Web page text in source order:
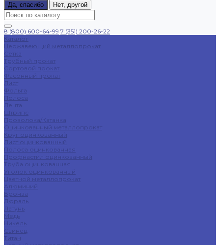
Да, спасибо
Нет, другой
8 (800) 600-64-99 7 (351) 200-26-22
Каталог
Нержавеющий металлопрокат
Сетка
Трубный прокат
Сортовой прокат
Фасонный прокат
Лист
Фольга
Полоса
Лента
Штрипс
Проволока/Катанка
Оцинкованный металлопрокат
Круг оцинкованный
Лист оцинкованный
Полоса оцинкованная
Профнастил оцинкованный
Труба оцинкованная
Уголок оцинкованный
Цветной металлопрокат
Алюминий
Бронза
Дюраль
Латунь
Медь
Никель
Свинец
Титан